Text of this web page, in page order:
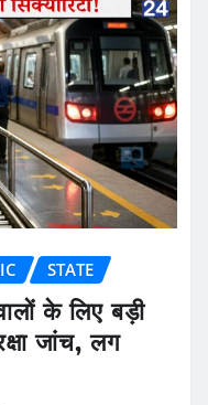
STATE
के लिए बड़ी
जांच, लग